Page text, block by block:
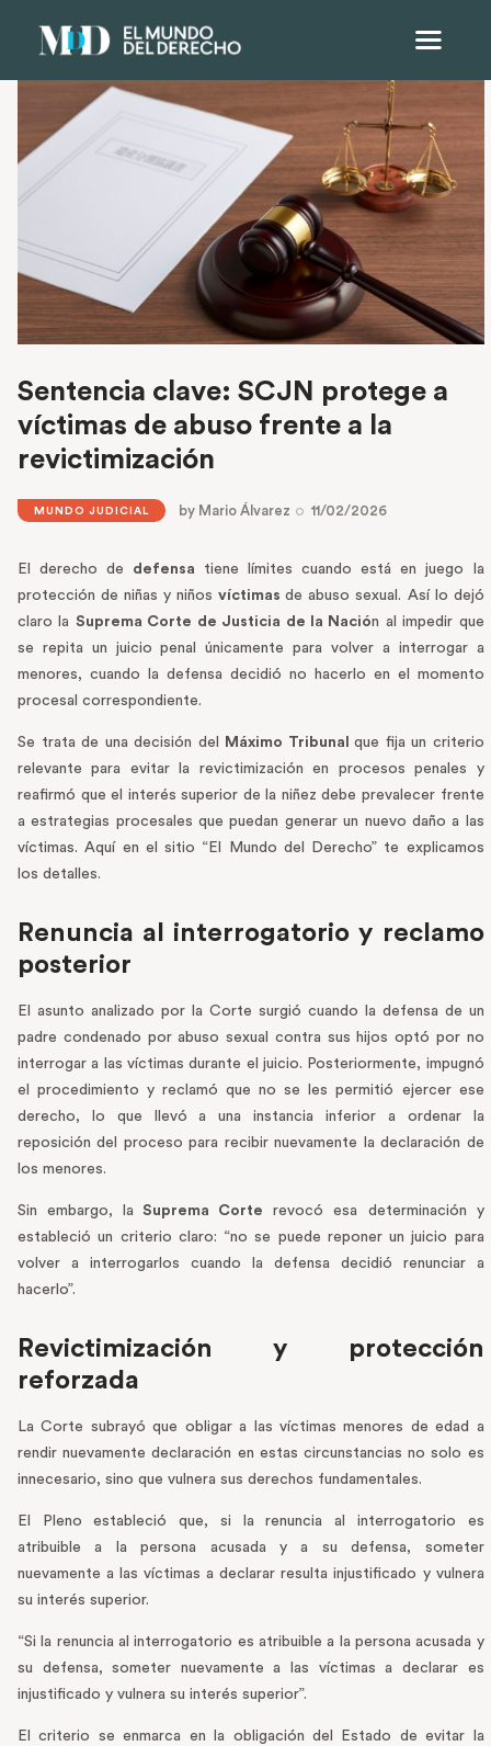
Sentencia clave: SCJN protege a
víctimas de abuso frente a la
revictimización
MUNDO JUDICIAL by Mario Álvarez 11/02/2026
El derecho de defensa tiene límites cuando está en juego la
protección de niñas y niñosvíctimasde abuso sexual. Así lo dejó
claro la Suprema Corte de Justicia de la Nación al impedir que
se repita un juicio penal únicamente para volver a interrogar a
menores, cuando la defensa decidió no hacerlo en el momento
procesal correspondiente.
Se trata de una decisión del Máximo Tribunalque fija un criterio
relevante para evitar la revictimización en procesos penales y
reafirmó que el interés superior de la niñez debe prevalecer frente
a estrategias procesales que puedan generar un nuevo daño a las
víctimas. Aquí en el sitio “El Mundo del Derecho” te explicamos
los detalles.
Renuncia al interrogatorio y reclamo
posterior
El asunto analizado por la Corte surgió cuando la defensa de un
padre condenado por abuso sexual contra sus hijos optó por no
interrogar a las víctimas durante el juicio. Posteriormente, impugnó
el procedimiento y reclamó que no se les permitió ejercer ese
derecho, lo que llevó a una instancia inferior a ordenar la
reposición del proceso para recibir nuevamente la declaración de
los menores.
Sin embargo, la Suprema Corte revocó esa determinación y
estableció un criterio claro: “no se puede reponer un juicio para
volver a interrogarlos cuando la defensa decidió renunciar a
hacerlo”.
Revictimización y protección
reforzada
La Corte subrayó que obligar a las víctimas menores de edad a
rendir nuevamente declaración en estas circunstancias no solo es
innecesario, sino que vulnera sus derechos fundamentales.
El Pleno estableció que, si la renuncia al interrogatorio es
atribuible a la persona acusada y a su defensa, someter
nuevamente a las víctimas a declarar resulta injustificado y vulnera
su interés superior.
“Si la renuncia al interrogatorio es atribuible a la persona acusada y
su defensa, someter nuevamente a las víctimas a declarar es
injustificado y vulnera su interés superior”.
El criterio se enmarca en la obligación del Estado de evitar la